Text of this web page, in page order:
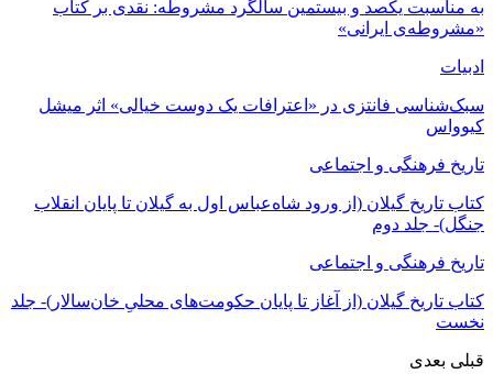
به مناسبت یکصد و بیستمین سالگرد مشروطه: نقدی بر کتاب
«مشروطه‌ی ایرانی»
ادبیات
سبک‌شناسی فانتزی در «اعترافات یک دوست خیالی» اثر میشل
کیوواس
تاریخ فرهنگی و اجتماعی
کتاب تاریخ گیلان (از ورود شاه‌عباس اول به گیلان تا پایان انقلاب
جنگل)- جلد دوم
تاریخ فرهنگی و اجتماعی
کتاب تاریخ گیلان (از آغاز تا پایان حکومت‌های محلیِ خان‌سالار)- جلد
نخست
قبلی بعدی